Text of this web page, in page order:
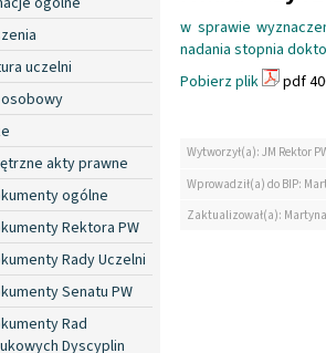
uczelni
osobowy
akty prawne
ogólne
Rektora PW
Rady Uczelni
Senatu PW
Rad
Dyscyplin
w sprawie
nadania stopnia
Pobierz plik
pdf
Wytworzył(a): JM Rektor
Wprowadził(a) do BIP:
Zaktualizował(a):